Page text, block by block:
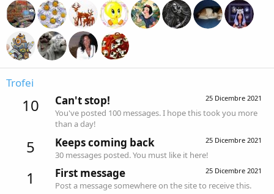
Trofei
10 25 Dicembre 2021
Can't stop!
You've posted 100 messages. I hope this took you more
than a day!
5 25 Dicembre 2021
Keeps coming back
30 messages posted. You must like it here!
1 25 Dicembre 2021
First message
Post a message somewhere on the site to receive this.